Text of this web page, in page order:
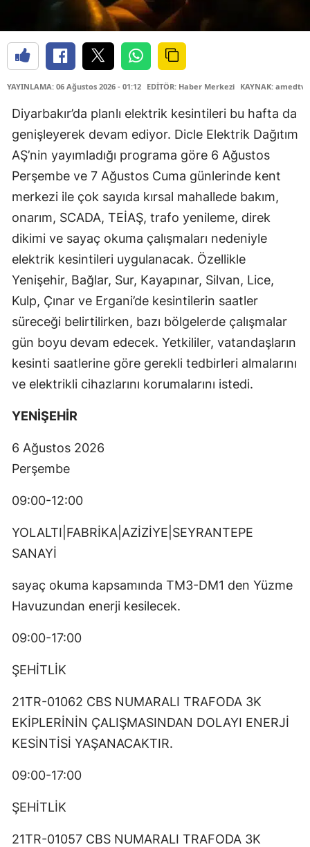
YAYINLAMA: 06 Ağustos 2026 - 01:12 EDİTÖR: Haber Merkezi KAYNAK:
Diyarbakır’da planlı elektrik kesintileri bu hafta da
genişleyerek devam ediyor. Dicle Elektrik Dağıtım
AŞ’nin yayımladığı programa göre 6 Ağustos
Perşembe ve 7 Ağustos Cuma günlerinde kent
merkezi ile çok sayıda kırsal mahallede bakım,
onarım, SCADA, TEİAŞ, trafo yenileme, direk
dikimi ve sayaç okuma çalışmaları nedeniyle
elektrik kesintileri uygulanacak. Özellikle
Yenişehir, Bağlar, Sur, Kayapınar, Silvan, Lice,
Kulp, Çınar ve Ergani’de kesintilerin saatler
süreceği belirtilirken, bazı bölgelerde çalışmalar
gün boyu devam edecek. Yetkililer, vatandaşların
kesinti saatlerine göre gerekli tedbirleri almalarını
ve elektrikli cihazlarını korumalarını istedi.
YENİŞEHİR
6 Ağustos 2026
Perşembe
09:00-12:00
YOLALTI|FABRİKA|AZİZİYE|SEYRANTEPE
SANAYİ
sayaç okuma kapsamında TM3-DM1 den Yüzme
Havuzundan enerji kesilecek.
09:00-17:00
ŞEHİTLİK
21TR-01062 CBS NUMARALI TRAFODA 3K
EKİPLERİNİN ÇALIŞMASINDAN DOLAYI ENERJİ
KESİNTİSİ YAŞANACAKTIR.
09:00-17:00
ŞEHİTLİK
21TR-01057 CBS NUMARALI TRAFODA 3K